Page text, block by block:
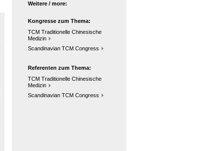
Weitere / more:
Kongresse zum Thema:
TCM Traditionelle Chinesische
Medizin
Scandinavian TCM Congress
Referenten zum Thema:
TCM Traditionelle Chinesische
Medizin
Scandinavian TCM Congress